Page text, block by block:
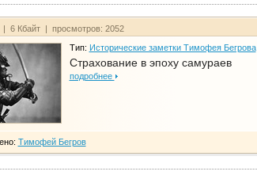
| 6 Кбайт | просмотров: 2052
Тип: Исторические заметки Тимофея Бегрова
Страхование в эпоху самураев
подробнее
Тимофей Бегров